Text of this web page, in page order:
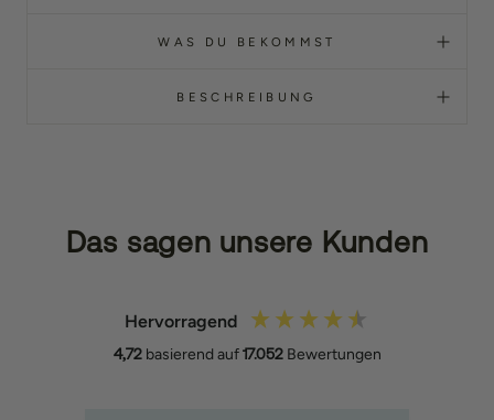
WAS DU BEKOMMST
BESCHREIBUNG
Das sagen unsere Kunden
Hervorragend
4,72 basierend auf17.052 Bewertungen